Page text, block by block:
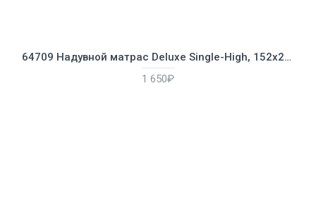
64709 Надувной матрас Deluxe Single-High, 152х203х25см
1 650₽